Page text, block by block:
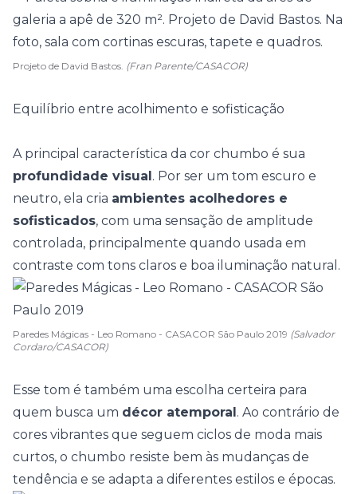
Projeto de David Bastos. (Fran Parente/CASACOR)
Equilíbrio entre acolhimento e sofisticação
A principal característica da cor chumbo é sua
profundidade visual. Por ser um tom escuro e
neutro, ela cria ambientes acolhedores e
sofisticados, com uma sensação de amplitude
controlada, principalmente quando usada em
contraste com tons claros e boa iluminação natural.
Paredes Mágicas - Leo Romano - CASACOR São Paulo 2019 (Salvador
Cordaro/CASACOR)
Esse tom é também uma escolha certeira para
quem busca um décor atemporal. Ao contrário de
cores vibrantes que seguem ciclos de moda mais
curtos, o chumbo resiste bem às mudanças de
tendência e se adapta a diferentes estilos e épocas.